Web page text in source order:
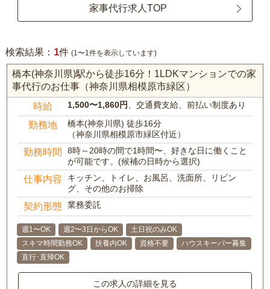
家事代行求人TOP
検索結果： 1件 (1〜1件を表示しています)
橋本(神奈川県)駅から徒歩16分！1LDKマンションでの家
事代行のお仕事（神奈川県相模原市緑区）
時給 1,500〜1,860円 、交通費支給、前払い制度あり
勤務地
橋本(神奈川県) 徒歩16分
（神奈川県相模原市緑区付近）
勤務時間
8時～20時の間で1時間〜、好きな日に働くこと
が可能です。(候補の日時から選択)
仕事内容
キッチン、トイレ、お風呂、洗面所、リビン
グ、その他のお掃除
契約形態 業務委託
週1〜OK 週2〜3日からOK
土日祝のみOK
スキマ時間勤務OK
扶養内OK 資格不要
ハウスキーパー募集
直行･直帰OK
この求人の詳細を見る